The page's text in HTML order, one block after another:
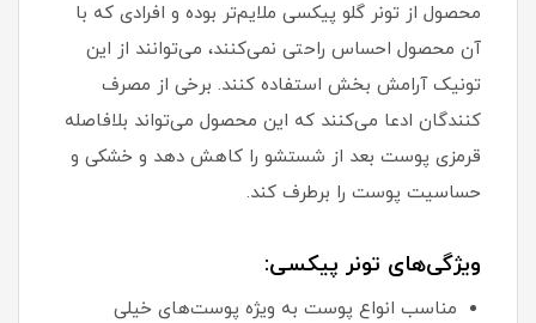
محصول از تونر گلو پیکسی ملایم‌تر بوده و افرادی که با
آن محصول احساس راحتی نمی‌کنند، می‌توانند از این
تونیک آرامش بخش استفاده کنند. برخی از مصرف
کنندگان ادعا می‌کنند که این محصول می‌تواند بلافاصله
قرمزی پوست بعد از شستشو را کاهش دهد و خشکی و
حساسیت پوست را برطرف کند.
ویژگی‌های تونر پیکسی:
مناسب انواع پوست به ویژه پوست‌های خیلی